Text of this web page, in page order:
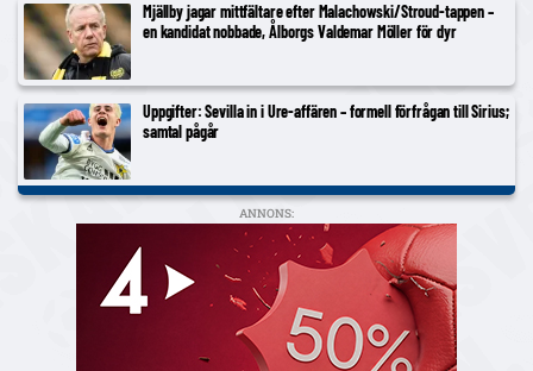
Mjällby jagar mittfältare efter Malachowski/Stroud-tappen –
en kandidat nobbade, Ålborgs Valdemar Möller för dyr
Uppgifter: Sevilla in i Ure-affären – formell förfrågan till Sirius;
samtal pågår
ANNONS: